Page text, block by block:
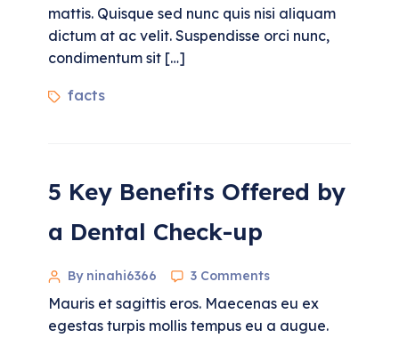
mattis. Quisque sed nunc quis nisi aliquam
dictum at ac velit. Suspendisse orci nunc,
condimentum sit […]
facts
5 Key Benefits Offered by
a Dental Check-up
By ninahi6366 3 Comments
Mauris et sagittis eros. Maecenas eu ex
egestas turpis mollis tempus eu a augue.